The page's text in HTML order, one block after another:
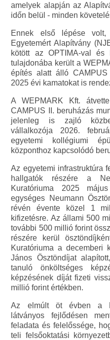
amelyek alapján az
időn belül - minden
Ennek első lépése
Egyetemért Alapítvány
kötött az OPTIMA-val és
tulajdonába került a
építés alatt álló
2025 évi kamatokat is
A WEPMARK Kft.
CAMPUS II. beruházás
jelenleg is zajló
vállalkozója 2026.
egyetemi kollégiumi
központhoz kapcsolódó
Az egyetemi infrastruktúra
hallgatók részére a
Kuratóriuma 2025
egységes Neumann
révén évente közel 1
kifizetésre. Az állami 500
további 500 millió forint
részére kerül
Kuratóriuma a decemberi
János Ösztöndíjat
tanuló önköltséges
képzésének díját fizeti
millió forint értékben.
Az elmúlt öt évben a
látványos fejlődésen
feladata és felelőssége,
teli felsőoktatási